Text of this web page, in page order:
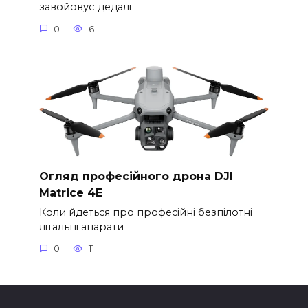
завойовує дедалі
0 6
Огляд професійного дрона DJI
Matrice 4E
Коли йдеться про професійні безпілотні
літальні апарати
0 11